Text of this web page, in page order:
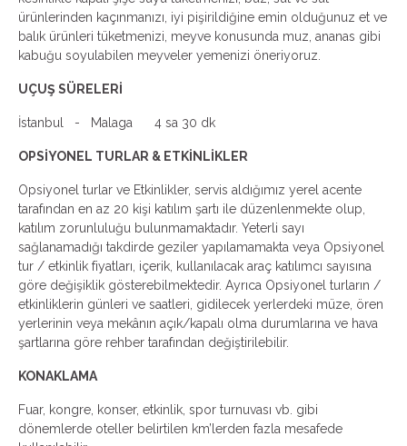
ürünlerinden kaçınmanızı, iyi pişirildiğine emin olduğunuz et ve
balık ürünleri tüketmenizi, meyve konusunda muz, ananas gibi
kabuğu soyulabilen meyveler yemenizi öneriyoruz.
UÇUŞ SÜRELERİ
İstanbul - Malaga 4 sa 30 dk
OPSİYONEL TURLAR & ETKİNLİKLER
Opsiyonel turlar ve Etkinlikler, servis aldığımız yerel acente
tarafından en az 20 kişi katılım şartı ile düzenlenmekte olup,
katılım zorunluluğu bulunmamaktadır. Yeterli sayı
sağlanamadığı takdirde geziler yapılamamakta veya Opsiyonel
tur / etkinlik fiyatları, içerik, kullanılacak araç katılımcı sayısına
göre değişiklik gösterebilmektedir. Ayrıca Opsiyonel turların /
etkinliklerin günleri ve saatleri, gidilecek yerlerdeki müze, ören
yerlerinin veya mekânın açık/kapalı olma durumlarına ve hava
şartlarına göre rehber tarafından değiştirilebilir.
KONAKLAMA
Fuar, kongre, konser, etkinlik, spor turnuvası vb. gibi
dönemlerde oteller belirtilen km’lerden fazla mesafede